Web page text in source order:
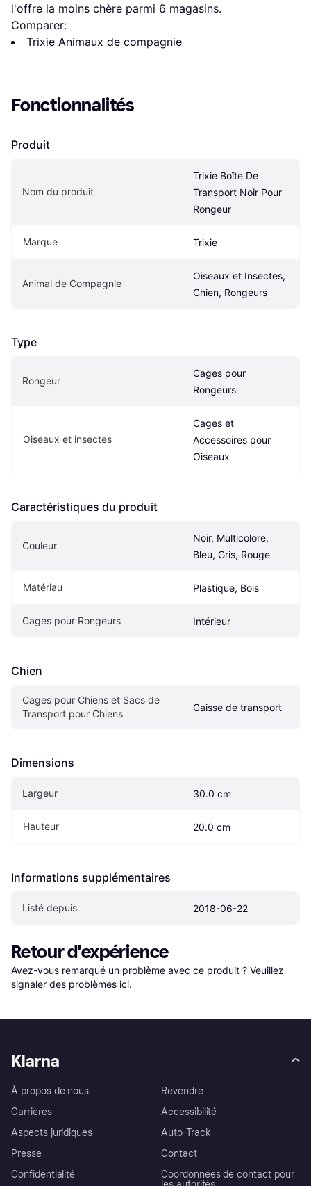
l'offre la moins chère parmi 6 magasins.
Comparer:
Trixie Animaux de compagnie
Fonctionnalités
Produit
Nom du produit
Trixie Boîte De
Transport Noir Pour
Rongeur
Marque Trixie
Animal de Compagnie
Oiseaux et Insectes,
Chien, Rongeurs
Type
Rongeur
Cages pour
Rongeurs
Oiseaux et insectes
Cages et
Accessoires pour
Oiseaux
Caractéristiques du produit
Couleur
Noir, Multicolore,
Bleu, Gris, Rouge
Matériau Plastique, Bois
Cages pour Rongeurs Intérieur
Chien
Cages pour Chiens et Sacs de
Transport pour Chiens
Caisse de transport
Dimensions
Largeur 30.0 cm
Hauteur 20.0 cm
Informations supplémentaires
Listé depuis 2018-06-22
Retour d'expérience
Avez-vous remarqué un problème avec ce produit ? Veuillez
signaler des problèmes ici.
Klarna
À propos de nous
Carrières
Aspects juridiques
Presse
Confidentialité
Revendre
Accessibilité
Auto-Track
Contact
Coordonnées de contact pour